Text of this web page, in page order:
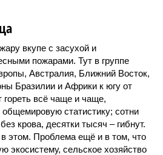
вкупе с засухой и
пожарами. Тут в группе
Австралия, Ближний Восток,
Бразилии и Африки к югу от
всё чаще и чаще,
общемировую статистику; сотни
крова, десятки тысяч – гибнут.
этом. Проблема ещё и в том, что
экосистему, сельское хозяйство